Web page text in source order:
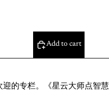
Add to cart
迎的专栏。《星云大师点智慧